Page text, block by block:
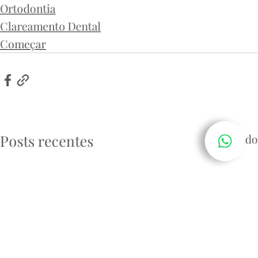
Ortodontia
Clareamento Dental
Começar
Posts recentes Ver tudo